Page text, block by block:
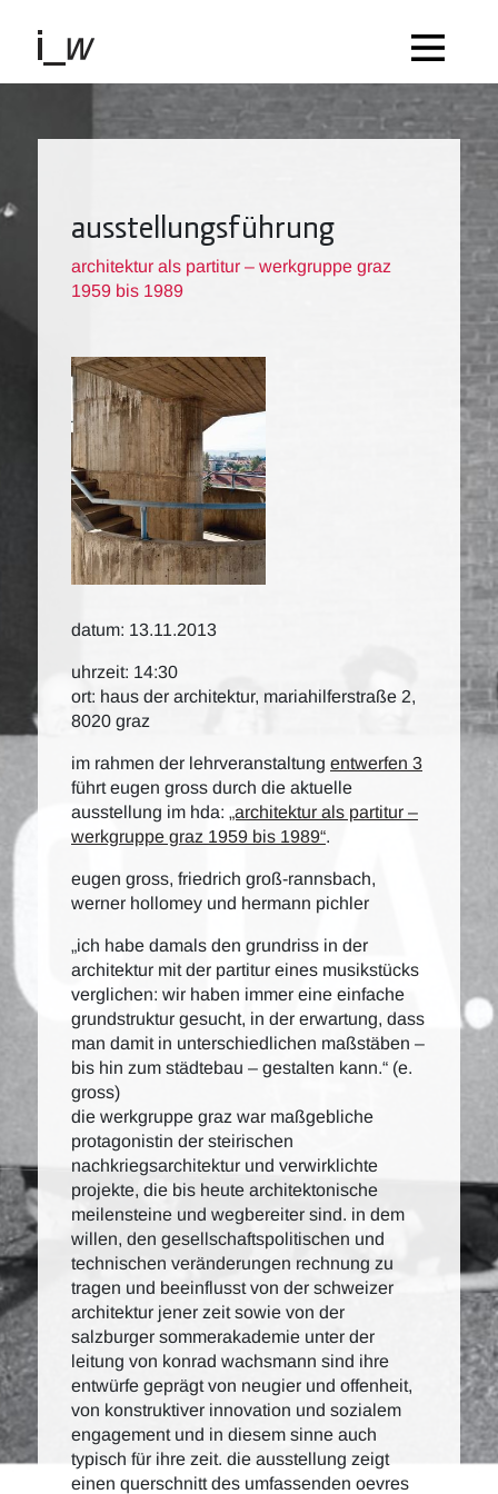
ausstellungsführung
architektur als partitur – werkgruppe graz
1959 bis 1989
datum: 13.11.2013
uhrzeit: 14:30
ort: haus der architektur, mariahilferstraße 2,
8020 graz
im rahmen der lehrveranstaltung entwerfen 3
führt eugen gross durch die aktuelle
ausstellung im hda: „architektur als partitur –
werkgruppe graz 1959 bis 1989“.
eugen gross, friedrich groß-rannsbach,
werner hollomey und hermann pichler
„ich habe damals den grundriss in der
architektur mit der partitur eines musikstücks
verglichen: wir haben immer eine einfache
grundstruktur gesucht, in der erwartung, dass
man damit in unterschiedlichen maßstäben –
bis hin zum städtebau – gestalten kann.“ (e.
gross)
die werkgruppe graz war maßgebliche
protagonistin der steirischen
nachkriegsarchitektur und verwirklichte
projekte, die bis heute architektonische
meilensteine und wegbereiter sind. in dem
willen, den gesellschaftspolitischen und
technischen veränderungen rechnung zu
tragen und beeinflusst von der schweizer
architektur jener zeit sowie von der
salzburger sommerakademie unter der
leitung von konrad wachsmann sind ihre
entwürfe geprägt von neugier und offenheit,
von konstruktiver innovation und sozialem
engagement und in diesem sinne auch
typisch für ihre zeit. die ausstellung zeigt
einen querschnitt des umfassenden oevres